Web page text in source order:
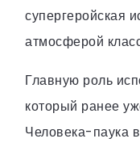
супергеройская
атмосферой
Главную роль
который ранее
Человека-паука